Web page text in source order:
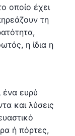
οποίο έχει
τη
η ίδια η
ένα ευρύ
και λύσεις
ή πόρτες,